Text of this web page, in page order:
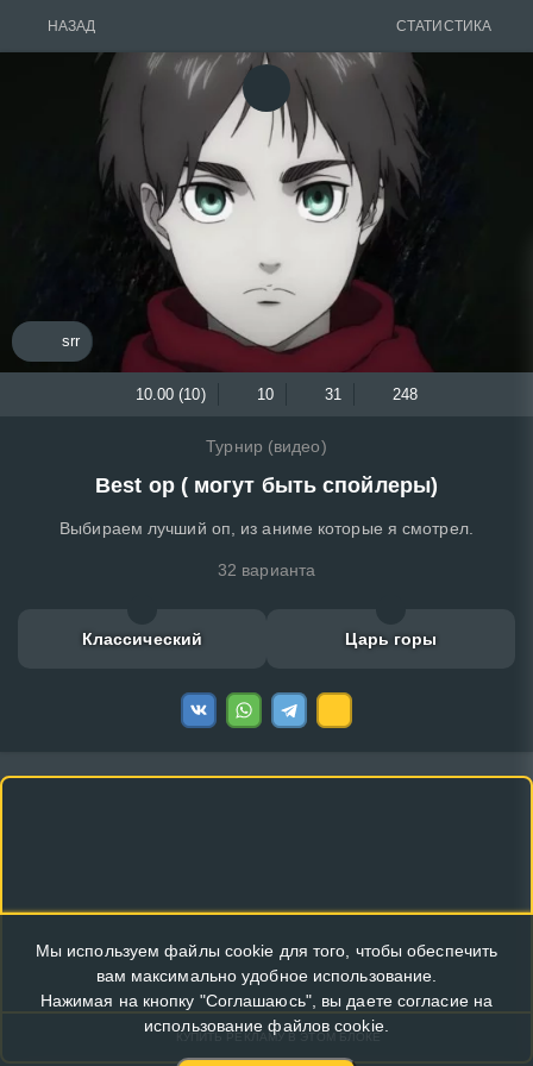
НАЗАД СТАТИСТИКА
srr
10.00 (10) 10 31 248
Турнир (видео)
Best op ( могут быть спойлеры)
Выбираем лучший оп, из аниме которые я смотрел.
32 варианта
Классический Царь горы
КУПИТЬ РЕКЛАМУ В ЭТОМ БЛОКЕ
Мы используем файлы cookie для того, чтобы обеспечить
вам максимально удобное использование.
Нажимая на кнопку "Соглашаюсь", вы даете согласие на
использование файлов cookie.